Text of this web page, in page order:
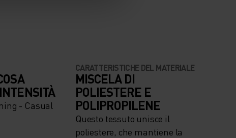
- Casual
CARATTERISTICHE DEL MATERIALE
MISCELA DI
POLIESTERE E
POLIPROPILENE
Questo tessuto unisce il
poliestere, che mantiene la